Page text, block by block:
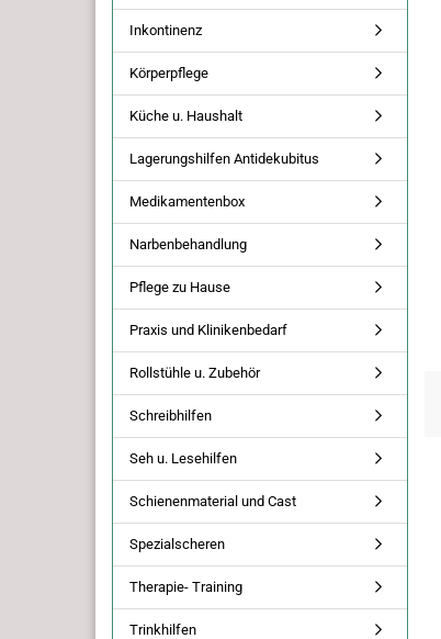
Inkontinenz
Körperpflege
Küche u. Haushalt
Lagerungshilfen Antidekubitus
Medikamentenbox
Narbenbehandlung
Pflege zu Hause
Praxis und Klinikenbedarf
Rollstühle u. Zubehör
Schreibhilfen
Seh u. Lesehilfen
Schienenmaterial und Cast
Spezialscheren
Therapie- Training
Trinkhilfen